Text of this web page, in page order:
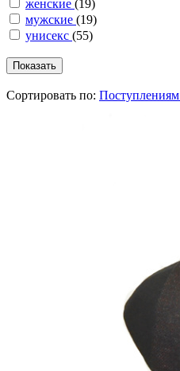
женские (19)
мужские (19)
унисекс (55)
Сортировать по: Поступлениям